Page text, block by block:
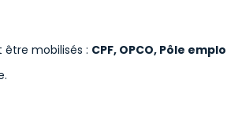
mobilisés : CPF, OPCO, Pôle